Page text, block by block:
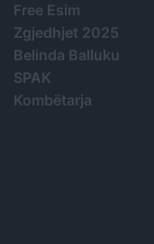
Free Esim
Zgjedhjet 2025
Belinda Balluku
SPAK
Kombëtarja